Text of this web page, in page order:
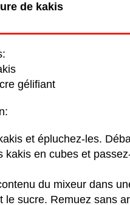
de kakis
gélifiant
et épluchez-les.
kakis en cubes et
du mixeur dans
le sucre. Remuez sans